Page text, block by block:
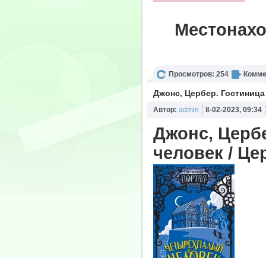
Просмотров: 254
Джонс, Цербер.
Автор: admin 8-02-2023, 09:34
Джонс,
человек /